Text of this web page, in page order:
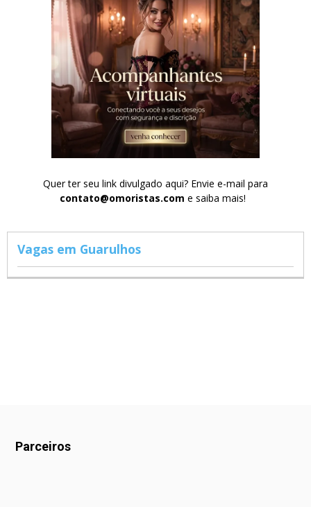
Quer ter seu link divulgado aqui? Envie e-mail para
contato@omoristas.com e saiba mais!
Vagas em Guarulhos
Parceiros